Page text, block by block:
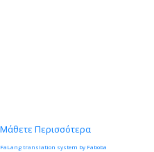
Μάθετε Περισσότερα
FaLang translation system by Faboba